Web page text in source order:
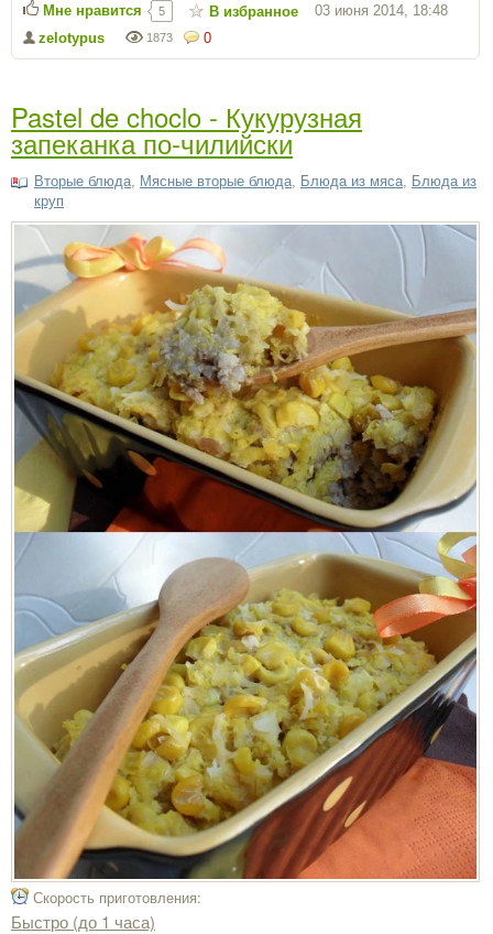
0
1873
zelotypus
03 июня 2014, 18:48
Мне нравится 5 В избранное
Pastel de choclo - Кукурузная
запеканка по-чилийски
Вторые блюда Мясные вторые блюда Блюда из мяса Блюда из
круп
Скорость приготовления:
Быстро (до 1 часа)